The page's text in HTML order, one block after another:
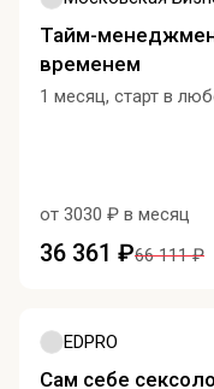
Тайм-
временем
1 месяц, старт в
от 3030 ₽ в месяц
36 361 ₽66 111 ₽
EDPRO
Сам себе